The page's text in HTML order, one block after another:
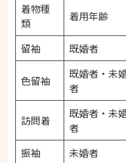
着物種
類
着用年齢
留袖 既婚者
色留袖
既婚者・未
者
訪問着
既婚者・未
者
振袖 未婚者